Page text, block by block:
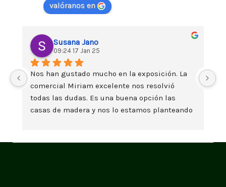
valóranos en
Susana Jano
09:24 17 Jan 25
Nos han gustado mucho en la exposición. La
comercial Miriam excelente nos resolvió
todas las dudas. Es una buena opción las
casas de madera y nos lo estamos planteando